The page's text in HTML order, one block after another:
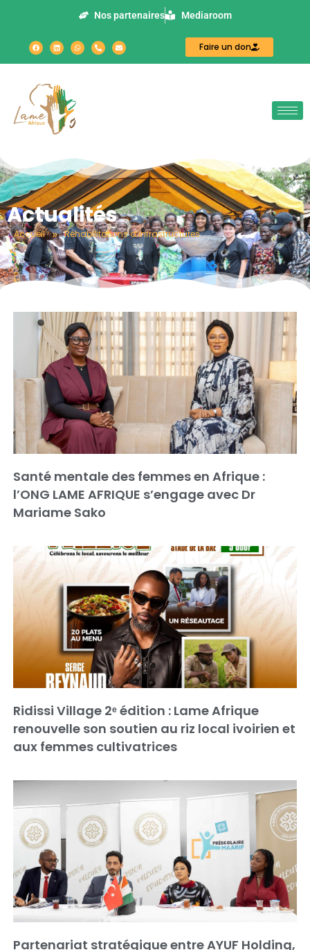
Nos partenaires Mediaroom
Faire un don
Actualités
Accueil » Réhabilitations d’infrastructures
Santé mentale des femmes en Afrique :
l’ONG LAME AFRIQUE s’engage avec Dr
Mariame Sako
Ridissi Village 2ᵉ édition : Lame Afrique
renouvelle son soutien au riz local ivoirien et
aux femmes cultivatrices
Partenariat stratégique entre AYUF Holding,